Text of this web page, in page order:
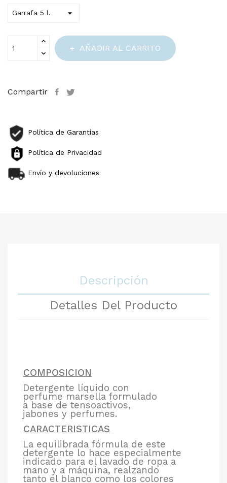
AÑADIR AL CARRITO
Compartir
Política de Garantías
Política de Privacidad
Envío y devoluciones
Descripción
Detalles Del Producto
COMPOSICION
Detergente líquido con
perfume marsella formulado
a base de tensoactivos,
jabones y perfumes.
CARACTERISTICAS
La equilibrada fórmula de este
detergente lo hace especialmente
indicado para el lavado de ropa a
mano y a máquina, realzando
tanto el blanco como los colores